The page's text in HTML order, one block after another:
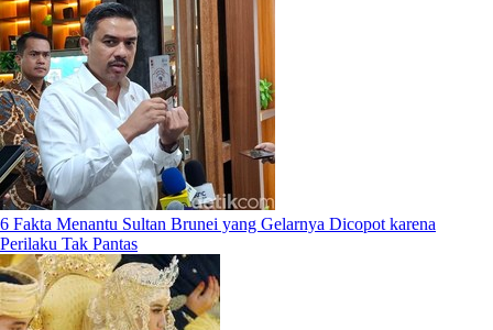
6 Fakta Menantu Sultan Brunei yang Gelarnya Dicopot karena
Perilaku Tak Pantas